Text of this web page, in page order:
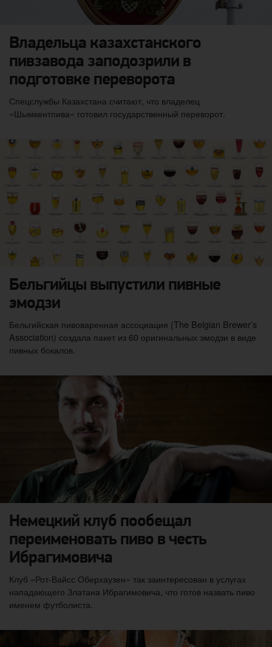
Владельца казахстанского
пивзавода заподозрили в
подготовке переворота
Спецслужбы Казахстана считают, что владелец
«Шымкентпива» готовил государственный переворот.
Бельгийцы выпустили пивные
эмодзи
Бельгийская пивоваренная ассоциация (The Belgian Brewer’s
Association) создала пакет из 60 оригинальных эмодзи в виде
пивных бокалов.
Немецкий клуб пообещал
переименовать пиво в честь
Ибрагимовича
Клуб «Рот-Вайсс Оберхаузен» так заинтересован в услугах
нападающего Златана Ибрагимовича, что готов назвать пиво
именем футболиста.